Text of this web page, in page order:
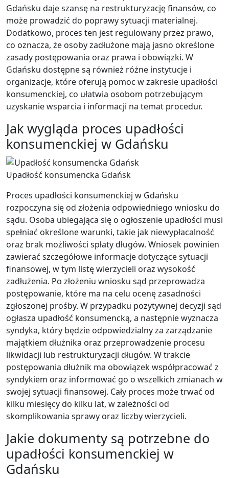
Gdańsku daje szansę na restrukturyzację finansów, co
może prowadzić do poprawy sytuacji materialnej.
Dodatkowo, proces ten jest regulowany przez prawo,
co oznacza, że osoby zadłużone mają jasno określone
zasady postępowania oraz prawa i obowiązki. W
Gdańsku dostępne są również różne instytucje i
organizacje, które oferują pomoc w zakresie upadłości
konsumenckiej, co ułatwia osobom potrzebującym
uzyskanie wsparcia i informacji na temat procedur.
Jak wygląda proces upadłości
konsumenckiej w Gdańsku
Upadłość konsumencka Gdańsk
Proces upadłości konsumenckiej w Gdańsku
rozpoczyna się od złożenia odpowiedniego wniosku do
sądu. Osoba ubiegająca się o ogłoszenie upadłości musi
spełniać określone warunki, takie jak niewypłacalność
oraz brak możliwości spłaty długów. Wniosek powinien
zawierać szczegółowe informacje dotyczące sytuacji
finansowej, w tym listę wierzycieli oraz wysokość
zadłużenia. Po złożeniu wniosku sąd przeprowadza
postępowanie, które ma na celu ocenę zasadności
zgłoszonej prośby. W przypadku pozytywnej decyzji sąd
ogłasza upadłość konsumencką, a następnie wyznacza
syndyka, który będzie odpowiedzialny za zarządzanie
majątkiem dłużnika oraz przeprowadzenie procesu
likwidacji lub restrukturyzacji długów. W trakcie
postępowania dłużnik ma obowiązek współpracować z
syndykiem oraz informować go o wszelkich zmianach w
swojej sytuacji finansowej. Cały proces może trwać od
kilku miesięcy do kilku lat, w zależności od
skomplikowania sprawy oraz liczby wierzycieli.
Jakie dokumenty są potrzebne do
upadłości konsumenckiej w
Gdańsku